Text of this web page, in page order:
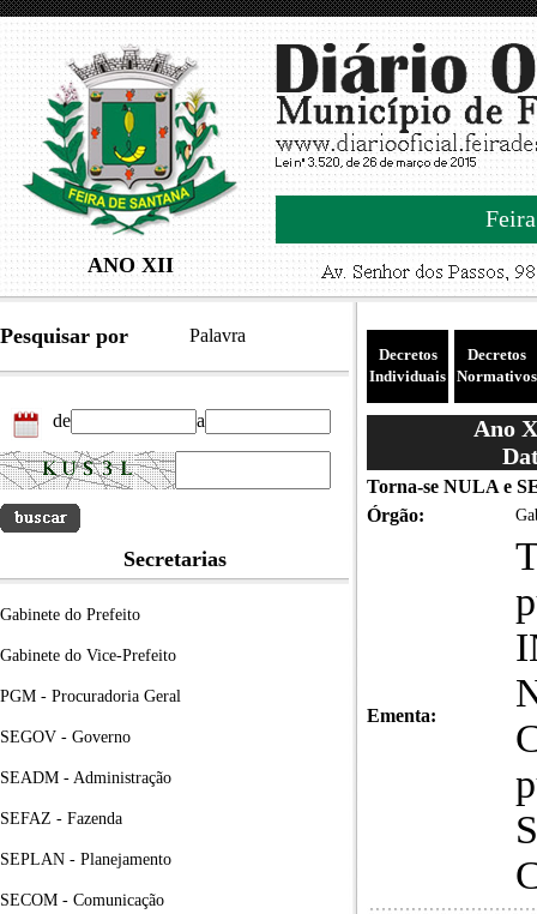
ANO XII
Pesquisar por Palavra
de a
Secretarias
Gabinete do Prefeito
Gabinete do Vice-Prefeito
PGM - Procuradoria Geral
SEGOV - Governo
SEADM - Administração
SEFAZ - Fazenda
SEPLAN - Planejamento
SECOM - Comunicação
Decretos
Individuais
Decretos
Normativos
Ano
Torna-se NULA e
Órgão:
Ementa: